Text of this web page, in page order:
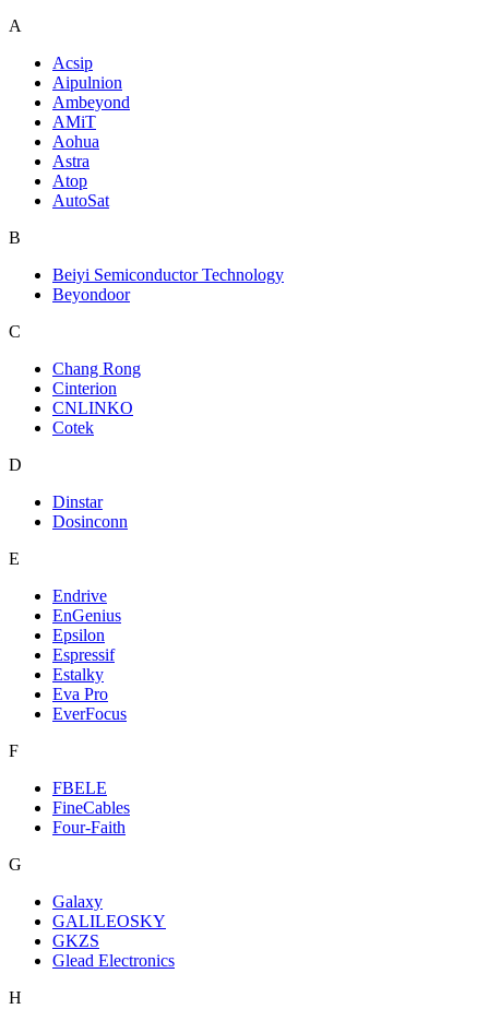
A
Acsip
Aipulnion
Ambeyond
AMiT
Aohua
Astra
Atop
AutoSat
B
Beiyi Semiconductor Technology
Beyondoor
C
Chang Rong
Cinterion
CNLINKO
Cotek
D
Dinstar
Dosinconn
E
Endrive
EnGenius
Epsilon
Espressif
Estalky
Eva Pro
EverFocus
F
FBELE
FineCables
Four-Faith
G
Galaxy
GALILEOSKY
GKZS
Glead Electronics
H